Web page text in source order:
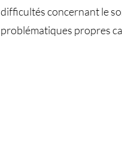
difficultés concernant le
problématiques propres